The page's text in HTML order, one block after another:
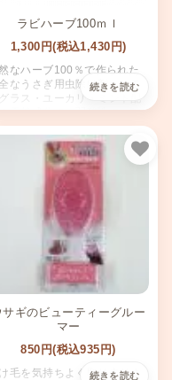
ラビハーブ100ｍｌ
1,300円(税込1,430円)
なハーブ100％で作られた
なうさぎ用虫除け剤。レモ
ラス・ユーカリ・ミント配
天然成分で、弱酸性で
。使い方簡単で2〜3日の
が持続。容器を振って使
サギのビューティーグルー
マー
850円(税込935円)
毛を気持ちよく取り去りま
お気